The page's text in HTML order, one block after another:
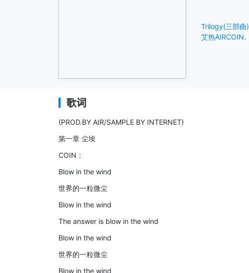
Trilogy(三部曲)
艾热AIRCOIN.
歌词
(PROD.BY AIR/SAMPLE BY INTERNET)
第一章 尘埃
COIN：
Blow in the wind
世界的一粒微尘
Blow in the wind
The answer is blow in the wind
Blow in the wind
世界的一粒微尘
Blow in the wind